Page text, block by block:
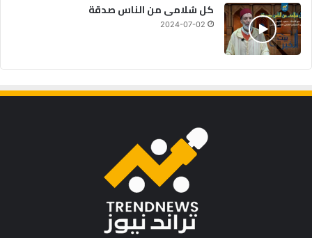
كل سُلامى من الناس صدقة
2024-07-02